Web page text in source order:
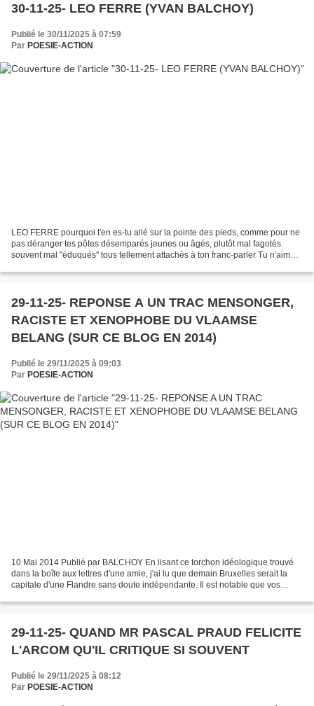
30-11-25- LEO FERRE (YVAN BALCHOY)
Publié le 30/11/2025 à 07:59
Par POESIE-ACTION
LEO FERRE pourquoi t'en es-tu allé sur la pointe des pieds, comme pour ne
pas déranger tes pôtes désemparés jeunes ou âgés, plutôt mal fagotés
souvent mal "éduqués" tous tellement attachés à ton franc-parler Tu n'aimais
29-11-25- REPONSE A UN TRAC MENSONGER,
RACISTE ET XENOPHOBE DU VLAAMSE
BELANG (SUR CE BLOG EN 2014)
Publié le 29/11/2025 à 09:03
Par POESIE-ACTION
10 Mai 2014 Publié par BALCHOY En lisant ce torchon idéologique trouvé
dans la boîte aux lettres d'une amie, j'ai lu que demain Bruxelles serait la
capitale d'une Flandre sans doute indépendante. Il est notable que vos
29-11-25- QUAND MR PASCAL PRAUD FELICITE
L'ARCOM QU'IL CRITIQUE SI SOUVENT
Publié le 29/11/2025 à 08:12
Par POESIE-ACTION